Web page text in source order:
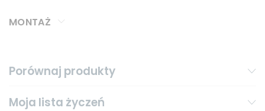
MONTAŻ
Porównaj produkty
Moja lista życzeń